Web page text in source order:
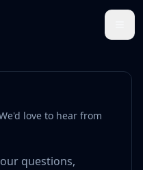
love to hear from
questions,